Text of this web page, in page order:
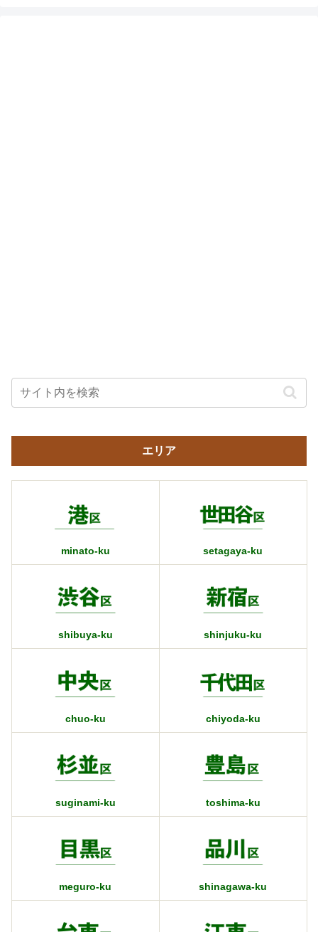
エリア
minato-ku setagaya-ku
shibuya-ku shinjuku-ku
chuo-ku chiyoda-ku
suginami-ku toshima-ku
meguro-ku shinagawa-ku